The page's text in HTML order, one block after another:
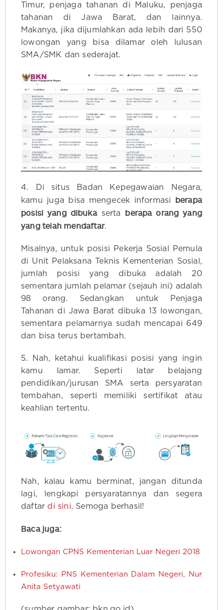
Timur, penjaga tahanan di Maluku, penjaga
tahanan di Jawa Barat, dan lainnya.
Makanya, jika dijumlahkan ada lebih dari 550
lowongan yang bisa dilamar oleh lulusan
SMA/SMK dan sederajat.
4. Di situs Badan Kepegawaian Negara,
kamu juga bisa mengecek informasi berapa
posisi yang dibukaserta berapa orang yang
yang telah mendaftar.
Misalnya, untuk posisi Pekerja Sosial Pemula
di Unit Pelaksana Teknis Kementerian Sosial,
jumlah posisi yang dibuka adalah 20
sementara jumlah pelamar (sejauh ini) adalah
98 orang. Sedangkan untuk Penjaga
Tahanan di Jawa Barat dibuka 13 lowongan,
sementara pelamarnya sudah mencapai 649
dan bisa terus bertambah.
5. Nah, ketahui kualifikasi posisi yang ingin
kamu lamar. Seperti latar belajang
pendidikan/jurusan SMA serta persyaratan
tembahan, seperti memiliki sertifikat atau
keahlian tertentu.
Nah, kalau kamu berminat, jangan ditunda
lagi, lengkapi persyaratannya dan segera
daftar di sini. Semoga berhasil!
Baca juga:
Lowongan CPNS Kementerian Luar Negeri 2018
Profesiku: PNS Kementerian Dalam Negeri, Nur
Anita Setyawati